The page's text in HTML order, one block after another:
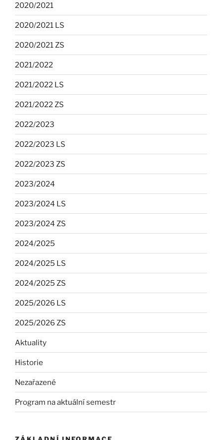
2020/2021
2020/2021 LS
2020/2021 ZS
2021/2022
2021/2022 LS
2021/2022 ZS
2022/2023
2022/2023 LS
2022/2023 ZS
2023/2024
2023/2024 LS
2023/2024 ZS
2024/2025
2024/2025 LS
2024/2025 ZS
2025/2026 LS
2025/2026 ZS
Aktuality
Historie
Nezařazené
Program na aktuální semestr